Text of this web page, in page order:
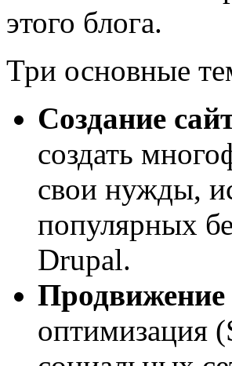
этого блога.
Три основные
Создание
создать
свои нужды,
популярных
Drupal.
Продвижение
оптимизация